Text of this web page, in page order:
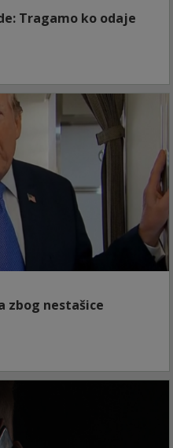
Tragamo ko odaje
zbog nestašice